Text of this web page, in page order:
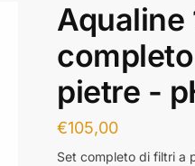
Aqualine
pietre -
€105,00
Set completo di filtri a